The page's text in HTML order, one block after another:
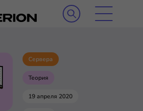
Сервера
Теория
19 апреля 2020